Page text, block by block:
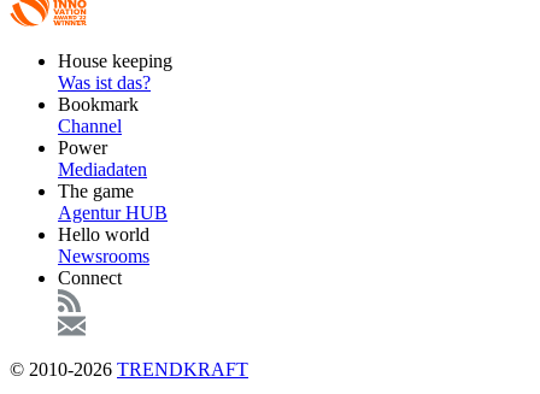
FooterHouse keeping
Was ist das?
Bookmark
Channel
Power
Mediadaten
The game
Agentur HUB
Hello world
Newsrooms
Connect
© 2010-2026 TRENDKRAFT